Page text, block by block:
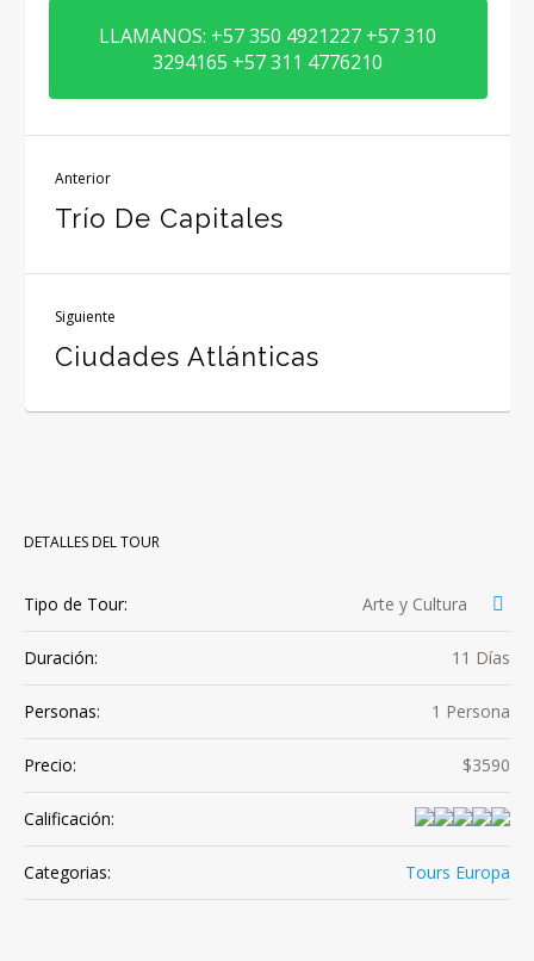
LLAMANOS: +57 350 4921227 +57 310
3294165 +57 311 4776210
Anterior
Trío De Capitales
Siguiente
Ciudades Atlánticas
DETALLES DEL TOUR
Tipo de Tour: Arte y Cultura
Duración: 11 Días
Personas: 1 Persona
Precio: $3590
Calificación:
Categorias: Tours Europa